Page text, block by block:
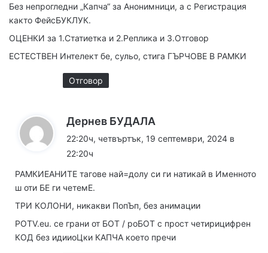
Без непрогледни „Капча“ за Анонимници, а с Регистрация
както ФейсБУКЛУК.
ОЦЕНКИ за 1.Статиетка и 2.Реплика и 3.Отговор
ЕСТЕСТВЕН Интелект бе, сульо, стига ГЪРЧОВЕ В РАМКИ
Отговор
Дернев БУДАЛА
:
22:20ч, четвъртък, 19 септември, 2024 в
22:20ч
РАМКИЕАНИТЕ тагове най=долу си ги натикай в Именното
ш оти БЕ ги четемЕ.
ТРИ КОЛОНИ, никакви ПопЪп, без анимации
POTV.eu. се грани от БОТ / роБОТ с прост четирицифрен
КОД без идииоЦки КАПЧА което пречи